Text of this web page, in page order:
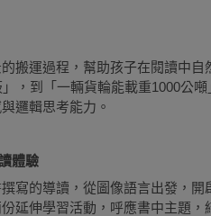
搬運過程，幫助孩子在閱讀中自
，到「一輛貨輪能載重1000公
邏輯思考能力。
體驗
寫的導讀，從圖像語言出發，開
延伸學習活動，呼應書中主題，